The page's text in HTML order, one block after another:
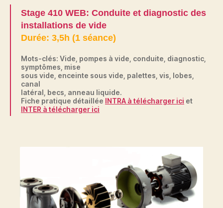
Stage 410 WEB: Conduite et diagnostic des
installations de vide
Durée: 3,5h (1 séance)
Mots-clés: Vide, pompes à vide, conduite, diagnostic,
symptômes, mise
sous vide, enceinte sous vide, palettes, vis, lobes,
canal
latéral, becs, anneau liquide.
Fiche pratique détaillée INTRA à télécharger ici et
INTER à télécharger ici